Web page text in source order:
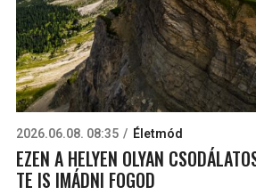
2026.06.08. 08:35 Életmód
EZEN A HELYEN OLYAN
TE IS IMÁDNI FOGOD